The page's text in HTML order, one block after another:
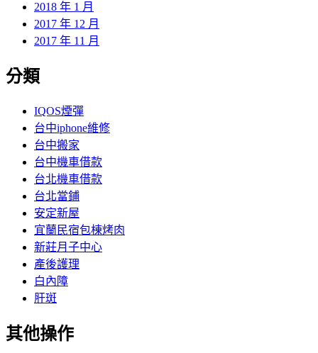
2018 年 1 月
2017 年 12 月
2017 年 11 月
分類
IQOS煙彈
台中iphone維修
台中搬家
台中機車借款
台北機車借款
台北當鋪
安定新屋
宜蘭民宿包棟烤肉
新莊月子中心
產後護理
白內障
肝斑
其他操作